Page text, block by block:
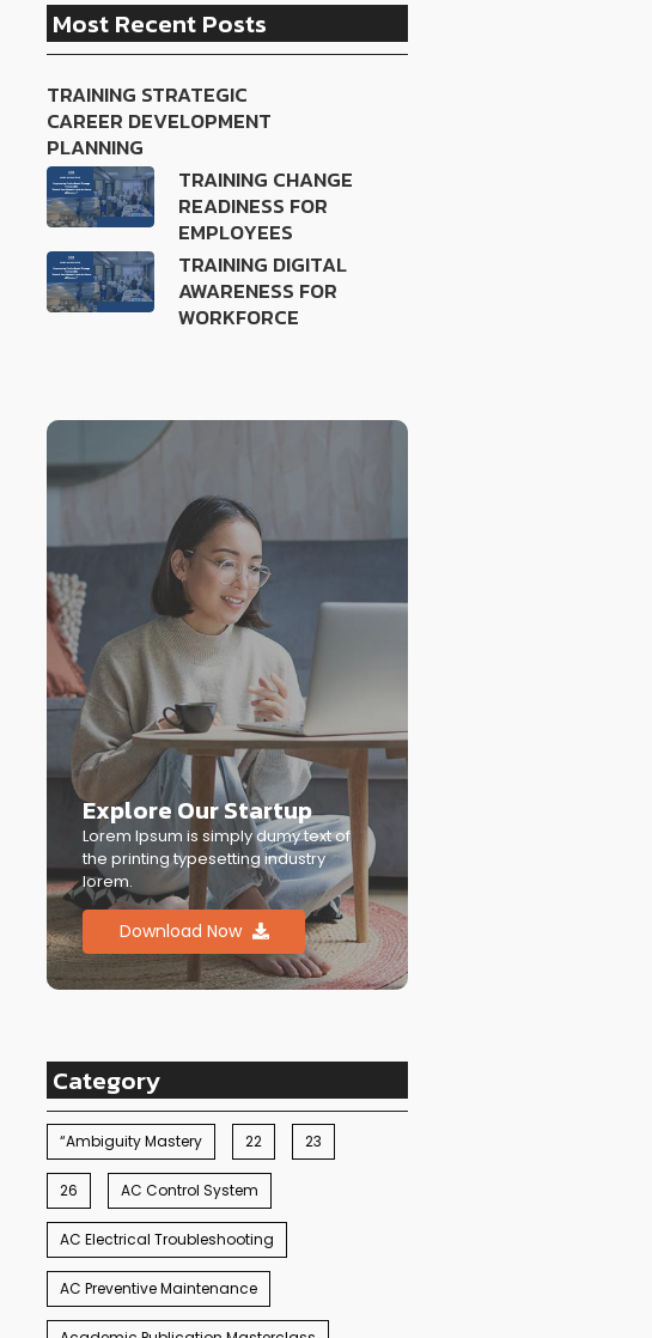
Most Recent Posts
TRAINING STRATEGIC
CAREER DEVELOPMENT
PLANNING
TRAINING CHANGE
READINESS FOR
EMPLOYEES
TRAINING DIGITAL
AWARENESS FOR
WORKFORCE
Explore Our Startup
Lorem Ipsum is simply dumy text of
the printing typesetting industry
lorem.
Download Now
Category
“Ambiguity Mastery 22 23
26 AC Control System
AC Electrical Troubleshooting
AC Preventive Maintenance